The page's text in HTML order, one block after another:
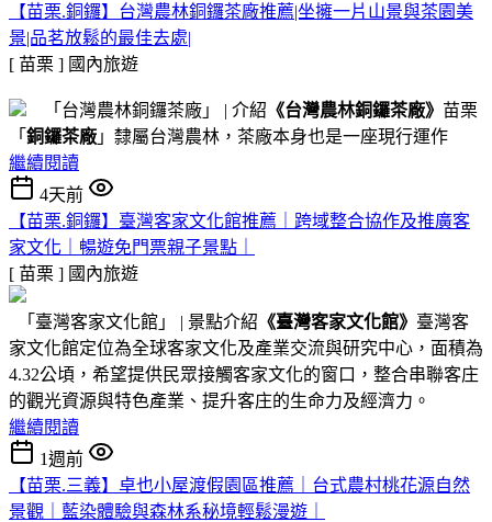
【苗栗.銅鑼】台灣農林銅鑼茶廠推薦|坐擁一片山景與茶園美
景|品茗放鬆的最佳去處|
[ 苗栗 ] 國內旅遊
「台灣農林銅鑼茶廠」 | 介紹 《台灣農林銅鑼茶廠》 苗栗
「 銅鑼茶廠 」隸屬台灣農林，茶廠本身也是一座現行運作
繼續閱讀
4天前
【苗栗.銅鑼】臺灣客家文化館推薦｜跨域整合協作及推廣客
家文化｜暢遊免門票親子景點｜
[ 苗栗 ] 國內旅遊
「臺灣客家文化館」 | 景點介紹 《臺灣客家文化館》 臺灣客
家文化館定位為全球客家文化及產業交流與研究中心，面積為
4.32公頃，希望提供民眾接觸客家文化的窗口，整合串聯客庄
的觀光資源與特色產業、提升客庄的生命力及經濟力。
繼續閱讀
1週前
【苗栗.三義】卓也小屋渡假園區推薦｜台式農村桃花源自然
景觀｜藍染體驗與森林系秘境輕鬆漫遊｜